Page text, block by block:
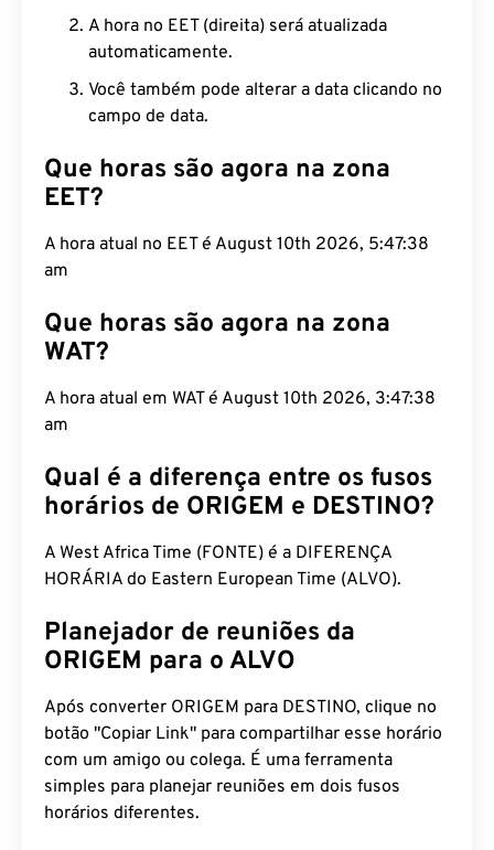
A hora no EET (direita) será atualizada
automaticamente.
Você também pode alterar a data clicando no
campo de data.
Que horas são agora na zona
EET?
A hora atual no EET é August 10th 2026, 5:47:39
am
Que horas são agora na zona
WAT?
A hora atual em WAT é August 10th 2026, 3:47:39
am
Qual é a diferença entre os fusos
horários de ORIGEM e DESTINO?
A West Africa Time (FONTE) é a DIFERENÇA
HORÁRIA do Eastern European Time (ALVO).
Planejador de reuniões da
ORIGEM para o ALVO
Após converter ORIGEM para DESTINO, clique no
botão "Copiar Link" para compartilhar esse horário
com um amigo ou colega. É uma ferramenta
simples para planejar reuniões em dois fusos
horários diferentes.